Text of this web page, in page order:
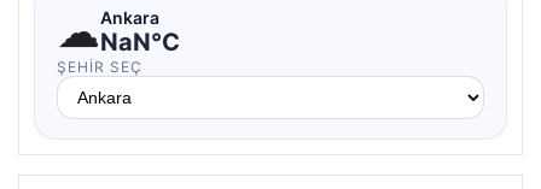
☁Ankara
NaN°C
ŞEHIR SEÇ